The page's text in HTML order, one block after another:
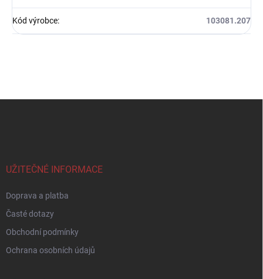
Kód výrobce: 103081.207
UŽITEČNÉ INFORMACE
Doprava a platba
Časté dotazy
Obchodní podmínky
Ochrana osobních údajů